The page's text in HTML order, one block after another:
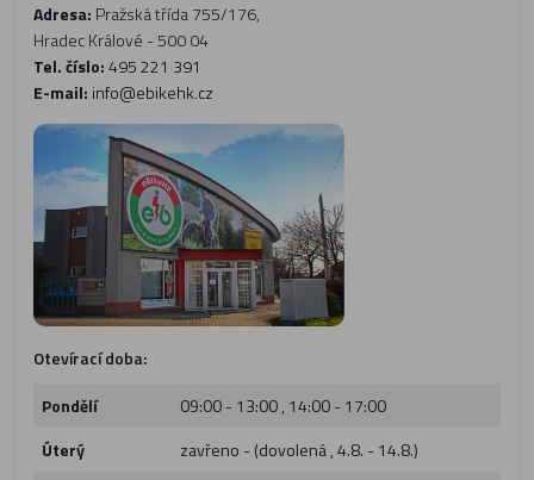
Adresa: Pražská třída 755/176,
Hradec Králové - 500 04
Tel. číslo:495 221 391
E-mail: info@ebikehk.cz
Otevírací doba:
Pondělí
09:00 - 13:00 , 14:00 - 17:00
Úterý
zavřeno - (dovolená , 4.8. - 14.8.)